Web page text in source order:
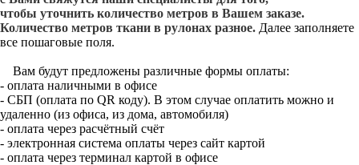
чтобы уточнить количество метров в Вашем заказе.
Количество метров ткани в рулонах разное. Далее заполняете
все пошаговые поля.
Вам будут предложены различные формы оплаты:
- оплата наличными в офисе
- СБП (оплата по QR коду). В этом случае оплатить можно и
удаленно (из офиса, из дома, автомобиля)
- оплата через расчётный счёт
- электронная система оплаты через сайт картой
- оплата через терминал картой в офисе